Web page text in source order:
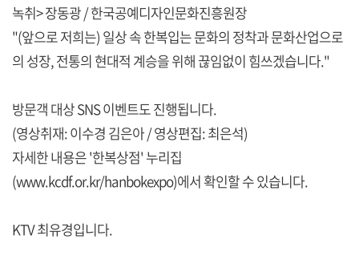
녹취> 장동광 / 한국공예디자인문화진흥원장
"(앞으로 저희는) 일상 속 한복입는 문화의 정착과 문화산업으로
의 성장, 전통의 현대적 계승을 위해 끊임없이 힘쓰겠습니다."
방문객 대상 SNS 이벤트도 진행됩니다.
(영상취재: 이수경 김은아 / 영상편집: 최은석)
자세한 내용은 '한복상점' 누리집
(www.kcdf.or.kr/hanbokexpo)에서 확인할 수 있습니다.
KTV 최유경입니다.